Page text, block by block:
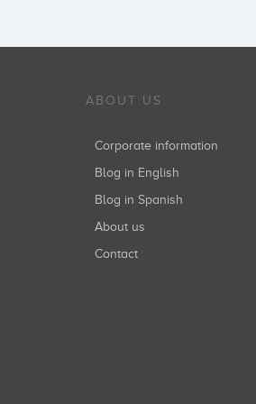
ABOUT US
Corporate information
Blog in English
Blog in Spanish
About us
Contact